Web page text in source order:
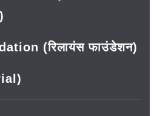
(रिलायंस फाउंडेशन)